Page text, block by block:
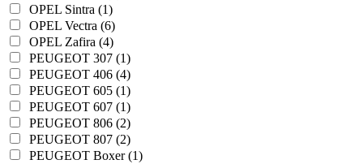
OPEL Sintra (1)
OPEL Vectra (6)
OPEL Zafira (4)
PEUGEOT 307 (1)
PEUGEOT 406 (4)
PEUGEOT 605 (1)
PEUGEOT 607 (1)
PEUGEOT 806 (2)
PEUGEOT 807 (2)
PEUGEOT Boxer (1)